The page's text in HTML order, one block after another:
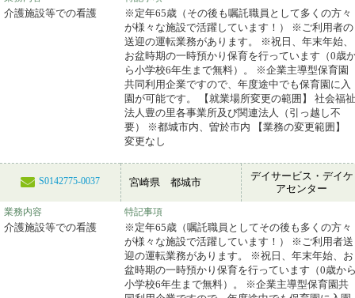
介護施設等での看護
※定年65歳（その後も嘱託職員として多くの方々
が様々な施設で活躍しています！） ※ご利用者の
送迎の運転業務があります。 ※祝日、年末年始、
お盆時期の一時預かり保育を行っています（0歳
ら小学校6年生まで無料）。 ※企業主導型保育園
共同利用企業ですので、年度途中でも保育園に入
園が可能です。 【就業場所変更の範囲】 社会福祉
法人豊の里各事業所及び関連法人（引っ越し不
要） ※都城市内、曽於市内 【業務の変更範囲】
変更なし
S0142775-0037 宮崎県 都城市
デイサービス・デイケ
アセンター
業務内容
介護施設等での看護
特記事項
※定年65歳（嘱託職員としてその後も多くの方々
が様々な施設で活躍しています！） ※ご利用者送
迎の運転業務があります。 ※祝日、年末年始、お
盆時期の一時預かり保育を行っています（0歳か
小学校6年生まで無料）。 ※企業主導型保育園共